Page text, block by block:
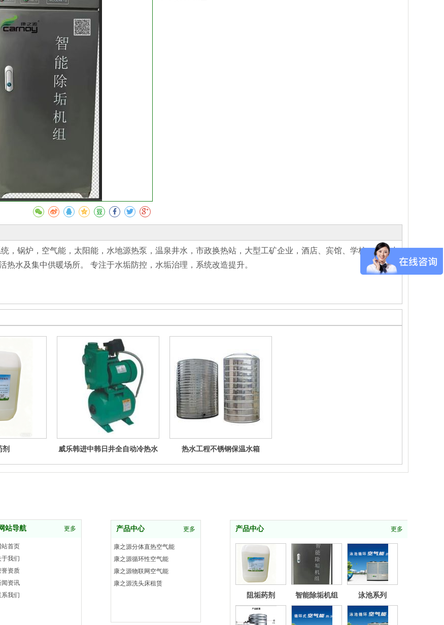
，锅炉，空气能，太阳能，水地源热泵，温泉井水，市政换热站，大型工矿企业，酒店、宾馆、学校、洗浴中
热水及集中供暖场所。 专注于水垢防控，水垢治理，系统改造提升。
剂
威乐韩进中韩日井全自动冷热水
热水工程不锈钢保温水箱
站导航 更多
站首页
于我们
誉资质
闻资讯
系我们
产品中心 更多
康之源分体直热空气能
康之源循环性空气能
康之源物联网空气能
康之源洗头床租赁
产品中心 更多
阻垢药剂 智能除垢机组 泳池系列